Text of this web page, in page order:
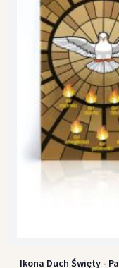
Ikona Duch Święty -